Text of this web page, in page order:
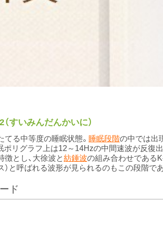
すいみんだんかいに）
てる中等度の睡眠状態。 睡眠段階の中では出
ポリグラフ上は12～14Hzの中間速波が反復
とし、大徐波と紡錘波の組み合わせであるK
）と呼ばれる波形が見られるのもこの段階であ
ド